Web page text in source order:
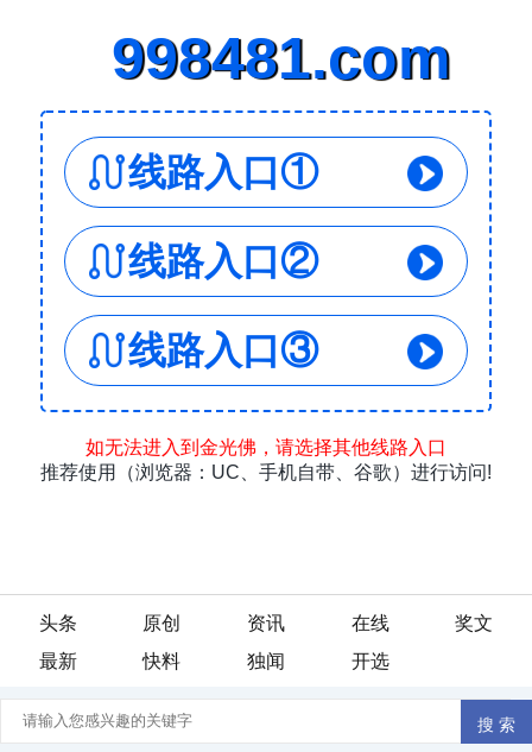
头条 原创 资讯 在线
奖文
最新
快料 独闻 开选